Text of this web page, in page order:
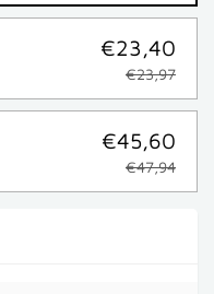
€23,40
€23,97
€45,60
€47,94